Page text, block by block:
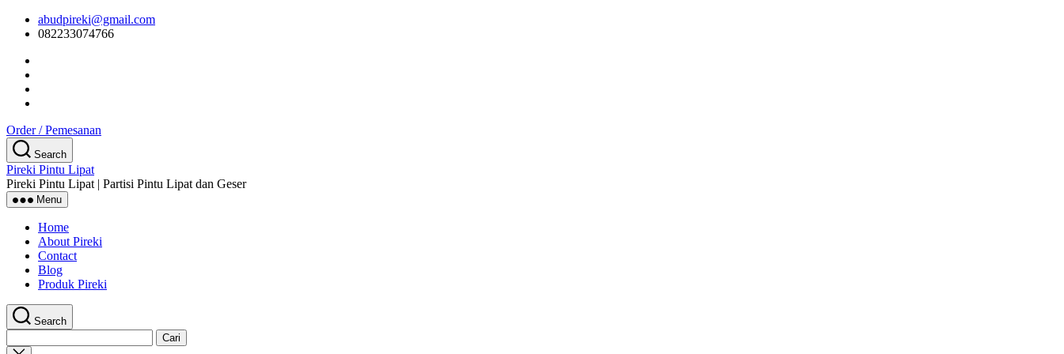
Skip
content
abudpireki@gmail.com
082233074766
Order / Pemesanan
Search
Pireki Pintu Lipat
Pireki Pintu Lipat | Partisi Pintu Lipat dan Geser
Menu
Home
About Pireki
Contact
Blog
Produk Pireki
Search
untuk: